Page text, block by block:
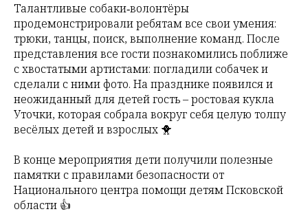
Талантливые собаки‑волонтёры
продемонстрировали ребятам все свои умения:
трюки, танцы, поиск, выполнение команд. После
представления все гости познакомились поближе
с хвостатыми артистами: погладили собачек и
сделали с ними фото. На празднике появился и
неожиданный для детей гость – ростовая кукла
Уточки, которая собрала вокруг себя целую толпу
весёлых детей и взрослых 🐥
В конце мероприятия дети получили полезные
памятки с правилами безопасности от
Национального центра помощи детям Псковской
области 👍